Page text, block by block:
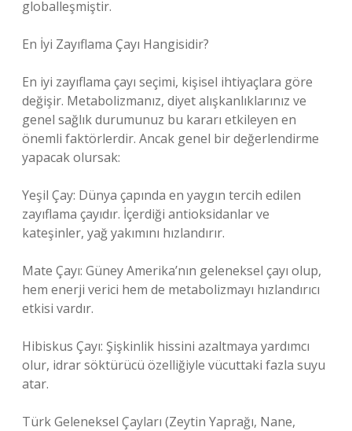
globalleşmiştir.
En İyi Zayıflama Çayı Hangisidir?
En iyi zayıflama çayı seçimi, kişisel ihtiyaçlara göre
değişir. Metabolizmanız, diyet alışkanlıklarınız ve
genel sağlık durumunuz bu kararı etkileyen en
önemli faktörlerdir. Ancak genel bir değerlendirme
yapacak olursak:
Yeşil Çay: Dünya çapında en yaygın tercih edilen
zayıflama çayıdır. İçerdiği antioksidanlar ve
kateşinler, yağ yakımını hızlandırır.
Mate Çayı: Güney Amerika’nın geleneksel çayı olup,
hem enerji verici hem de metabolizmayı hızlandırıcı
etkisi vardır.
Hibiskus Çayı: Şişkinlik hissini azaltmaya yardımcı
olur, idrar söktürücü özelliğiyle vücuttaki fazla suyu
atar.
Türk Geleneksel Çayları (Zeytin Yaprağı, Nane,